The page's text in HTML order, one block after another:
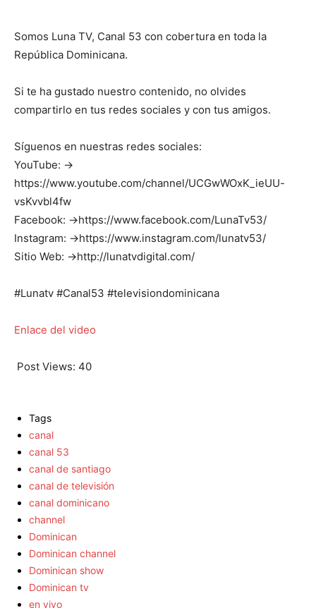
Somos Luna TV, Canal 53 con cobertura en toda la
República Dominicana.
Si te ha gustado nuestro contenido, no olvides
compartirlo en tus redes sociales y con tus amigos.
Síguenos en nuestras redes sociales:
YouTube: →
https://www.youtube.com/channel/UCGwWOxK_ieUU-
vsKvvbl4fw
Facebook: →https://www.facebook.com/LunaTv53/
Instagram: →https://www.instagram.com/lunatv53/
Sitio Web: →http://lunatvdigital.com/
#Lunatv #Canal53 #televisiondominicana
Enlace del video
Post Views: 40
Tags
canal
canal 53
canal de santiago
canal de televisión
canal dominicano
channel
Dominican
Dominican channel
Dominican show
Dominican tv
en vivo